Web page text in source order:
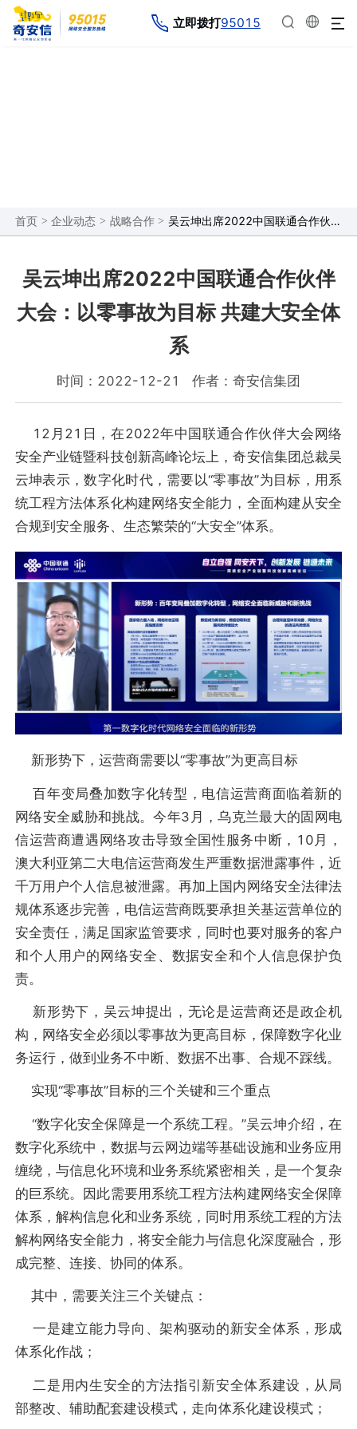
立即拨打95015
首页 > 企业动态 > 战略合作 > 吴云坤出席2022中国联通合作伙伴大会：以零事故为目标 共建大安全体系
吴云坤出席2022中国联通合作伙伴
大会：以零事故为目标 共建大安全体
系
时间：2022-12-21 作者：奇安信集团
12月21日，在2022年中国联通合作伙伴大会网络
安全产业链暨科技创新高峰论坛上，奇安信集团总裁吴
云坤表示，数字化时代，需要以“零事故”为目标，用系
统工程方法体系化构建网络安全能力，全面构建从安全
合规到安全服务、生态繁荣的“大安全”体系。
新形势下，运营商需要以“零事故”为更高目标
百年变局叠加数字化转型，电信运营商面临着新的
网络安全威胁和挑战。今年3月，乌克兰最大的固网电
信运营商遭遇网络攻击导致全国性服务中断，10月，
澳大利亚第二大电信运营商发生严重数据泄露事件，近
千万用户个人信息被泄露。再加上国内网络安全法律法
规体系逐步完善，电信运营商既要承担关基运营单位的
安全责任，满足国家监管要求，同时也要对服务的客户
和个人用户的网络安全、数据安全和个人信息保护负
责。
新形势下，吴云坤提出，无论是运营商还是政企机
构，网络安全必须以零事故为更高目标，保障数字化业
务运行，做到业务不中断、数据不出事、合规不踩线。
实现“零事故”目标的三个关键和三个重点
“数字化安全保障是一个系统工程。”吴云坤介绍，在
数字化系统中，数据与云网边端等基础设施和业务应用
缠绕，与信息化环境和业务系统紧密相关，是一个复杂
的巨系统。因此需要用系统工程方法构建网络安全保障
体系，解构信息化和业务系统，同时用系统工程的方法
解构网络安全能力，将安全能力与信息化深度融合，形
成完整、连接、协同的体系。
其中，需要关注三个关键点：
一是建立能力导向、架构驱动的新安全体系，形成
体系化作战；
二是用内生安全的方法指引新安全体系建设，从局
部整改、辅助配套建设模式，走向体系化建设模式；